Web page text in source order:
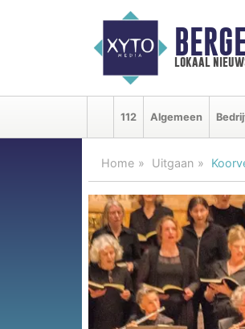
lokaal
112 Algemeen
Home Uitgaan